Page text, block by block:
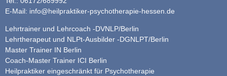
E-Mail: info@heilpraktiker-psychotherapie-hessen.de
Lehrtrainer und Lehrcoach -DVNLP/Berlin
Lehrtherapeut und NLPt-Ausbilder -DGNLPT/Berlin
Master Trainer IN Berlin
Coach-Master Trainer ICI Berlin
Heilpraktiker eingeschränkt für Psychotherapie